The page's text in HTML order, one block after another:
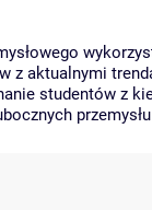
z aktualnymi
studentów z